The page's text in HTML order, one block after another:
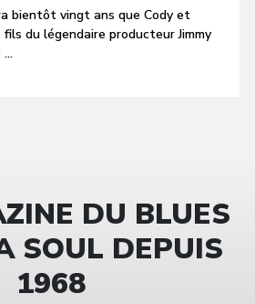
bientôt vingt ans que Cody et
du légendaire producteur Jimmy
DU BLUES
SOUL DEPUIS
1968